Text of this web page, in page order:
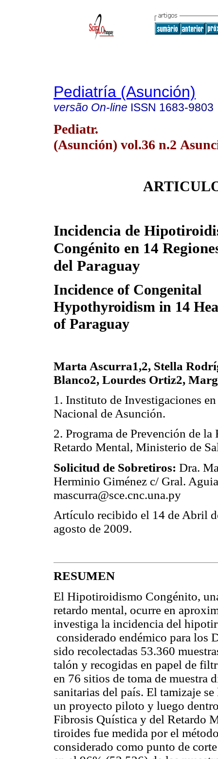
Pediatría (Asunción)
versão On-line ISSN 1683-9803
Pediatr.
(Asunción) vol.36 n.2
Incidencia de
Congénito en 14
del Paraguay
Incidence of Congenital
Hypothyroidism in 14
of Paraguay
Marta Ascurra1,2, Stella
Blanco2, Lourdes Ortiz2,
1. Instituto de Investigaciones
Nacional de Asunción.
2. Programa de Prevención de
Retardo Mental, Ministerio de
Solicitud de Sobretiros: Dra.
Herminio Giménez c/ Gral.
mascurra@sce.cnc.una.py
Artículo recibido el 14 de Abril
agosto de 2009.
RESUMEN
El Hipotiroidismo Congénito,
retardo mental, ocurre en
investiga la incidencia del
considerado endémico para los
sido recolectadas 53.360
talón y recogidas en papel de
en 76 sitios de toma de muestra
sanitarias del país. El tamizaje
un proyecto piloto y luego
Fibrosis Quística y del Retardo
tiroides fue medida por el
considerado como punto de